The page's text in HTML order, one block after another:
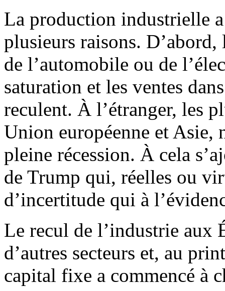
La production industrielle
plusieurs raisons.
de l’automobile ou de
saturation et les ventes
reculent. À l’étranger, les
Union européenne et Asie,
pleine récession. À cela
de Trump qui, réelles ou
d’incertitude qui à
Le recul de l’industrie aux
d’autres secteurs et, au
capital fixe a commencé à